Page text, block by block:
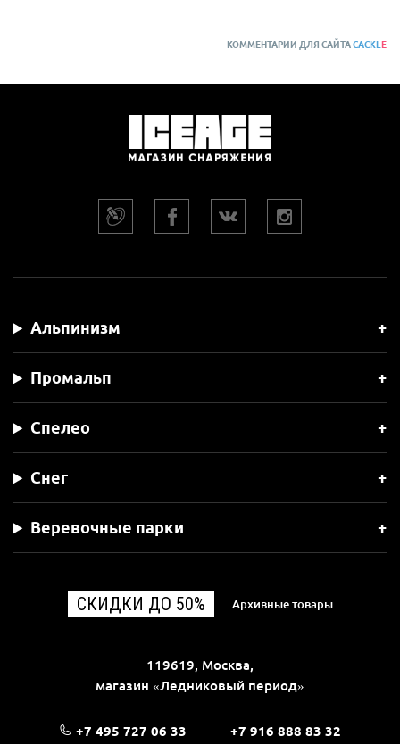
КОММЕНТАРИИ ДЛЯ САЙТАCACKL E
Альпинизм
Промальп
Спелео
Снег
Веревочные парки
СКИДКИ ДО 50% Архивные товары
119619, Москва,
магазин «Ледниковый период»
+7 495 727 06 33 +7 916 888 83 32